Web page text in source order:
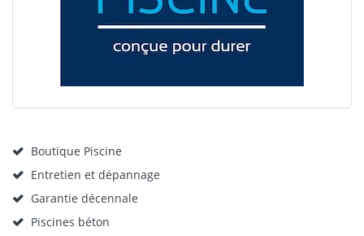
Boutique Piscine
Entretien et dépannage
Garantie décennale
Piscines béton